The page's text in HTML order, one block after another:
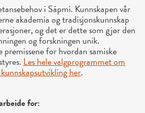
i Sápmi. Kunnskapen vår
akademia og tradisjonskunnskap
og det er dette som gjør den
og forskningen unik.
premissene for hvordan samiske
Les hele valgprogrammet om
her.
for: